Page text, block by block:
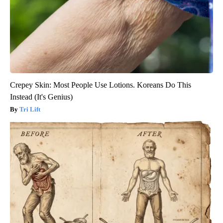
Crepey Skin: Most People Use Lotions. Koreans Do This
Instead (It's Genius)
Tri Lift